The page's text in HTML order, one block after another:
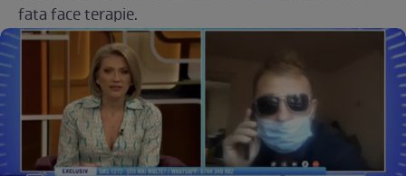
fata face terapie.